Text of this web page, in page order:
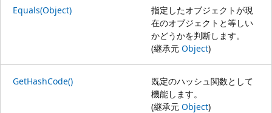
Equals(Object)
指定したオブジェクトが現
在のオブジェクトと等しい
かどうかを判断します。
(継承元 Object)
GetHashCode()
既定のハッシュ関数として
機能します。
(継承元 Object)